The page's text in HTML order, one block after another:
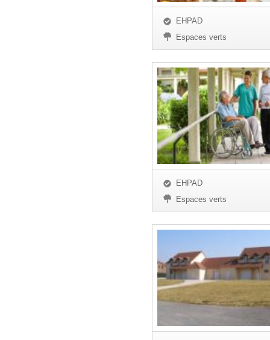
EHPAD
Espaces verts
EHPAD
Espaces verts